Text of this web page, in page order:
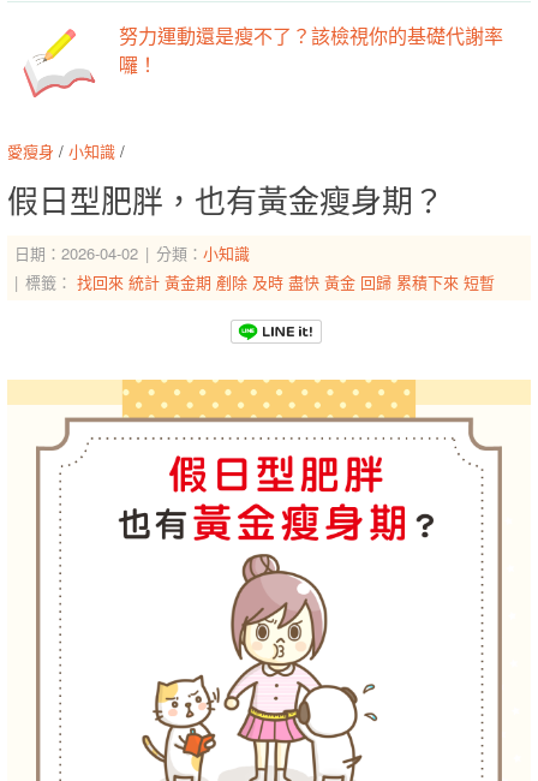
努力運動還是瘦不了？該檢視你的基礎代謝率
囉！
愛瘦身 / 小知識 /
假日型肥胖，也有黃金瘦身期？
日期：2026-04-02 分類： 小知識
標籤： 找回來 統計 黃金期 剷除 及時 盡快 黃金 回歸 累積下來 短暫